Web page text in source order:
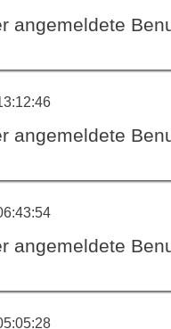
angemeldete
angemeldete
angemeldete